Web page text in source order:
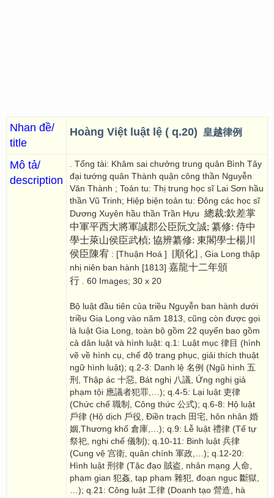
Nhan đề/
title
Hoàng Việt luật lệ ( q.20) 皇越律例
Mô tả/
description
. Tổng tài: Khâm sai chưởng trung quân Bình Tây
đại tướng quân Thành quận công thần Nguyễn
Văn Thành ; Toản tu: Thị trung học sĩ Lai Sơn hầu
thần Vũ Trinh; Hiệp biện toản tu: Đông các học sĩ
Dương Xuyên hầu thần Trần Hựu 總裁:欽差掌
中軍平西大將軍誠郡公臣阮文誠; 纂修: 侍中
學士萊山侯臣武楨; 協辨纂修: 東閣學士楊川
侯臣陳宥 : [Thuận Hoá ] [順化] , Gia Long thập
nhị niên ban hành [1813] 嘉龍十二年頒
行 . 60 Images; 30 x 20
Bộ luật đầu tiên của triều Nguyễn ban hành dưới
triều Gia Long vào năm 1813, cũng còn được gọi
là luật Gia Long, toàn bộ gồm 22 quyển bao gồm
cả dân luật và hình luật: q.1: Luật mục 律目 (hình
vẽ về hình cụ, chế độ trang phục, giải thích thuật
ngữ hình luật); q.2-3: Danh lệ 名例 (Ngũ hình 五
刑, Thập ác 十惡, Bát nghị 八議, Ứng nghị giả
phạm tội 應議者犯罪,…); q.4-5: Lại luật 吏律
(Chức chế 職制, Công thức 公式); q.6-8: Hộ luật
戶律 (Hộ dịch 戶役, Điền trạch 田宅, hôn nhân 婚
姻,Thương khố 倉庫,…); q.9: Lễ luật 禮律 (Tế tự
祭祀, nghi chế 儀制); q.10-11: Binh luật 兵律
(Cung vệ 宫衛, quân chính 軍政,…); q.12-20:
Hình luật 刑律 (Tặc đạo 賊盗, nhân mạng 人命,
phạm gian 犯姦, tạp phạm 雜犯, đoạn ngục 斷獄,
…); q.21: Công luật 工律 (Doanh tạo 營造, hà